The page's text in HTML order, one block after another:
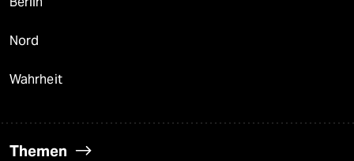
Nord
Wahrheit
Themen